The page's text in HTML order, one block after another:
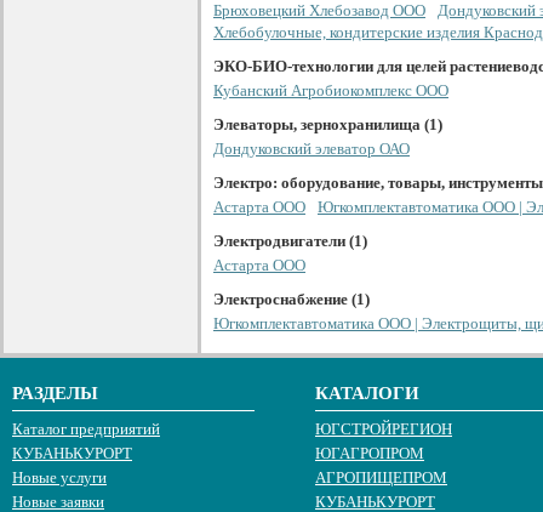
Брюховецкий Хлебозавод ООО
Дондуковский
Хлебобулочные, кондитерские изделия
ЭКО-БИО-технологии для целей
Кубанский Агробиокомплекс ООО
Элеваторы, зернохранилища (1)
Дондуковский элеватор ОАО
Электро: оборудование, товары,
Астарта ООО
Югкомплектавтоматика ООО |
Электродвигатели (1)
Астарта ООО
Электроснабжение (1)
Югкомплектавтоматика ООО | Электрощиты,
РАЗДЕЛЫ
Каталог предприятий
КУБАНЬКУРОРТ
Новые услуги
Новые заявки
КАТАЛОГИ
ЮГСТРОЙРЕГИОН
ЮГАГРОПРОМ
АГРОПИЩЕПРОМ
КУБАНЬКУРОРТ